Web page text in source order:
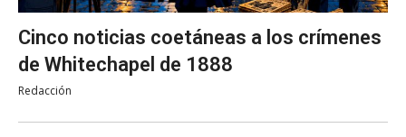
Cinco noticias coetáneas a los crímenes
de Whitechapel de 1888
Redacción